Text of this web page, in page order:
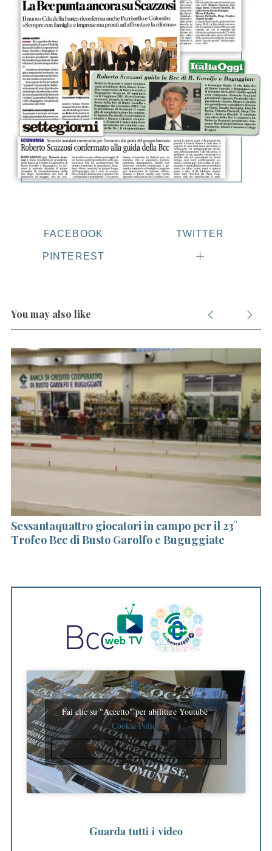
FACEBOOK TWITTER
PINTEREST
You may also like
Sessantaquattro giocatori in campo per il 23°
Trofeo Bcc di Busto Garolfo e Buguggiate
Fai clic su "Accetto" per abilitare Youtube
Cookie Policy
ACCETTO
Guarda tutti i video